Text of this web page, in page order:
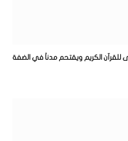
للقرآن الكريم ويقتحم مدناً في الضفة